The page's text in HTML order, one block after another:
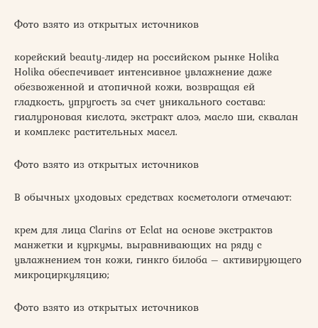
Фото взято из открытых источников
корейский beauty-лидер на российском рынке Holika
Holika обеспечивает интенсивное увлажнение даже
обезвоженной и атопичной кожи, возвращая ей
гладкость, упругость за счет уникального состава:
гиалуроновая кислота, экстракт алоэ, масло ши, сквалан
и комплекс растительных масел.
Фото взято из открытых источников
В обычных уходовых средствах косметологи отмечают:
крем для лица Clarins от Eclat на основе экстрактов
манжетки и куркумы, выравнивающих на ряду с
увлажнением тон кожи, гинкго билоба – активирующего
микроциркуляцию;
Фото взято из открытых источников